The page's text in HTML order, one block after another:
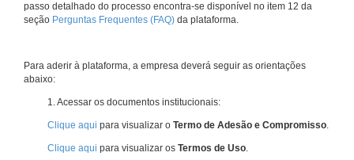
passo detalhado do processo encontra-se disponível no item 12 da
seção Perguntas Frequentes (FAQ) da plataforma.
Para aderir à plataforma, a empresa deverá seguir as orientações
abaixo:
1. Acessar os documentos institucionais:
Clique aqui para visualizar o Termo de Adesão e Compromisso.
Clique aqui para visualizar os Termos de Uso.